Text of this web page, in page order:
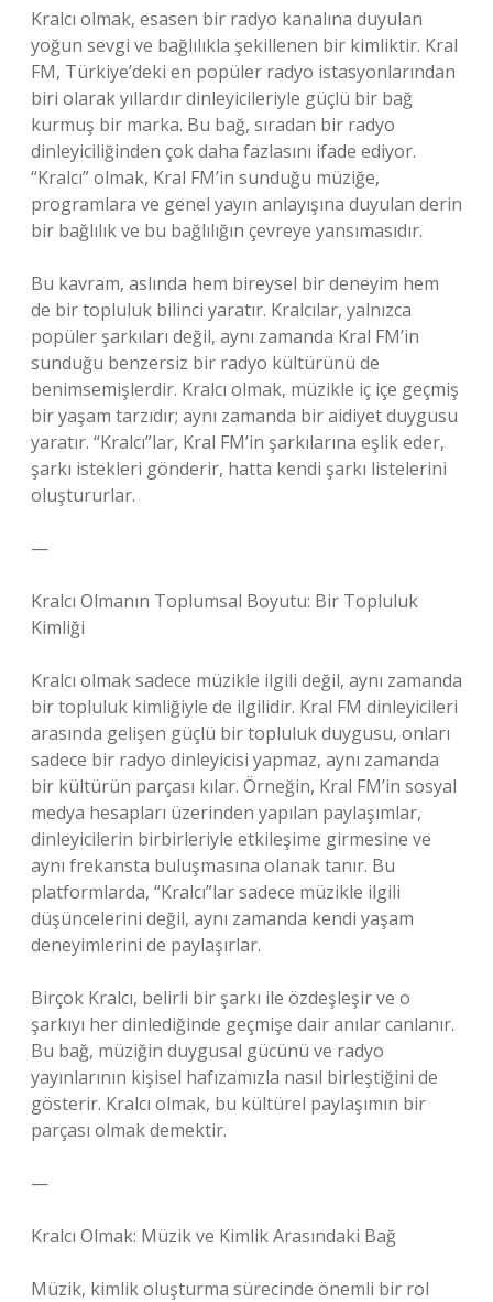
Kralcı olmak, esasen bir radyo kanalına duyulan
yoğun sevgi ve bağlılıkla şekillenen bir kimliktir. Kral
FM, Türkiye’deki en popüler radyo istasyonlarından
biri olarak yıllardır dinleyicileriyle güçlü bir bağ
kurmuş bir marka. Bu bağ, sıradan bir radyo
dinleyiciliğinden çok daha fazlasını ifade ediyor.
“Kralcı” olmak, Kral FM’in sunduğu müziğe,
programlara ve genel yayın anlayışına duyulan derin
bir bağlılık ve bu bağlılığın çevreye yansımasıdır.
Bu kavram, aslında hem bireysel bir deneyim hem
de bir topluluk bilinci yaratır. Kralcılar, yalnızca
popüler şarkıları değil, aynı zamanda Kral FM’in
sunduğu benzersiz bir radyo kültürünü de
benimsemişlerdir. Kralcı olmak, müzikle iç içe geçmiş
bir yaşam tarzıdır; aynı zamanda bir aidiyet duygusu
yaratır. “Kralcı”lar, Kral FM’in şarkılarına eşlik eder,
şarkı istekleri gönderir, hatta kendi şarkı listelerini
oluştururlar.
—
Kralcı Olmanın Toplumsal Boyutu: Bir Topluluk
Kimliği
Kralcı olmak sadece müzikle ilgili değil, aynı zamanda
bir topluluk kimliğiyle de ilgilidir. Kral FM dinleyicileri
arasında gelişen güçlü bir topluluk duygusu, onları
sadece bir radyo dinleyicisi yapmaz, aynı zamanda
bir kültürün parçası kılar. Örneğin, Kral FM’in sosyal
medya hesapları üzerinden yapılan paylaşımlar,
dinleyicilerin birbirleriyle etkileşime girmesine ve
aynı frekansta buluşmasına olanak tanır. Bu
platformlarda, “Kralcı”lar sadece müzikle ilgili
düşüncelerini değil, aynı zamanda kendi yaşam
deneyimlerini de paylaşırlar.
Birçok Kralcı, belirli bir şarkı ile özdeşleşir ve o
şarkıyı her dinlediğinde geçmişe dair anılar canlanır.
Bu bağ, müziğin duygusal gücünü ve radyo
yayınlarının kişisel hafızamızla nasıl birleştiğini de
gösterir. Kralcı olmak, bu kültürel paylaşımın bir
parçası olmak demektir.
—
Kralcı Olmak: Müzik ve Kimlik Arasındaki Bağ
Müzik, kimlik oluşturma sürecinde önemli bir rol